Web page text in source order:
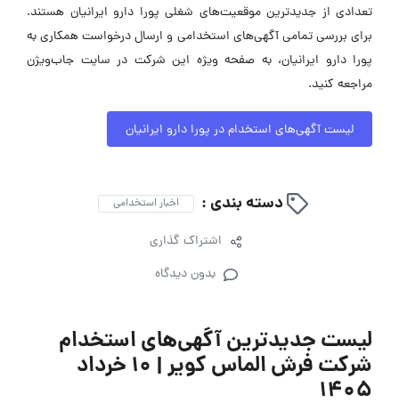
تعدادی از جدیدترین موقعیت‌های شغلی پورا دارو ایرانیان هستند.
برای بررسی تمامی آگهی‌های استخدامی و ارسال درخواست همکاری به
پورا دارو ایرانیان، به صفحه ویژه این شرکت در سایت جاب‌ویژن
مراجعه کنید.
لیست آگهی‌های استخدام در پورا دارو ایرانیان
دسته بندی : اخبار استخدامی
اشتراک گذاری
بدون دیدگاه
لیست جدیدترین آگهی‌های استخدام
شرکت فرش الماس کویر | ۱۰ خرداد
۱۴۰۵